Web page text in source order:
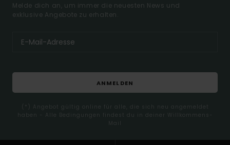
Melde dich an, um immer die neuesten News und
exklusive Angebote zu erhalten.
ANMELDEN
(*) Angebot gültig online für alle, die sich neu angemeldet
haben - Alle Bedingungen findest du in deiner Willkommens-
Mail